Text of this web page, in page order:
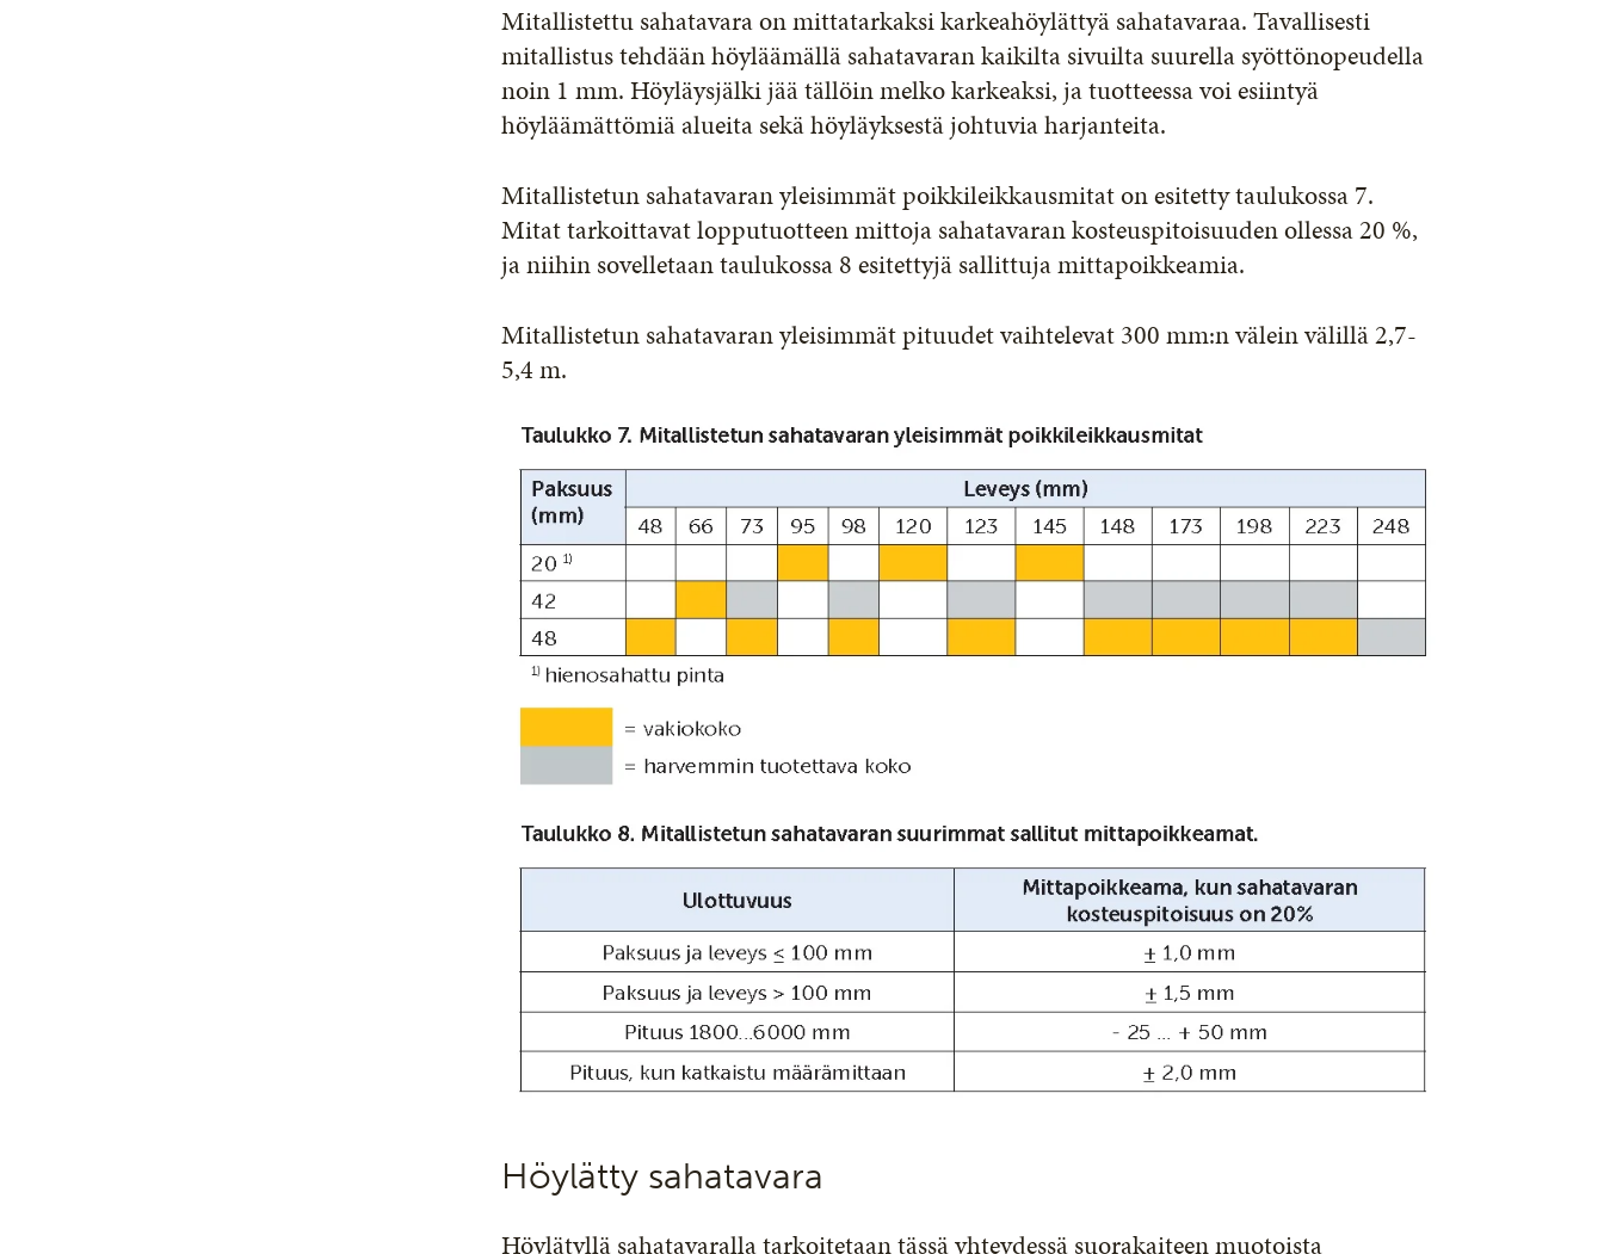
Mitallistettu sahatavara on mittatarkaksi karkeahöylättyä sahatavaraa. Tavallisesti
mitallistus tehdään höyläämällä sahatavaran kaikilta sivuilta suurella syöttönopeudella
noin 1 mm. Höyläysjälki jää tällöin melko karkeaksi, ja tuotteessa voi esiintyä
höyläämättömiä alueita sekä höyläyksestä johtuvia harjanteita.
Mitallistetun sahatavaran yleisimmät poikkileikkausmitat on esitetty taulukossa 7.
Mitat tarkoittavat lopputuotteen mittoja sahatavaran kosteuspitoisuuden ollessa 20 %,
ja niihin sovelletaan taulukossa 8 esitettyjä sallittuja mittapoikkeamia.
Mitallistetun sahatavaran yleisimmät pituudet vaihtelevat 300 mm:n välein välillä 2,7-
5,4 m.
Höylätty sahatavara
Höylätyllä sahatavaralla tarkoitetaan tässä yhteydessä suorakaiteen muotoista